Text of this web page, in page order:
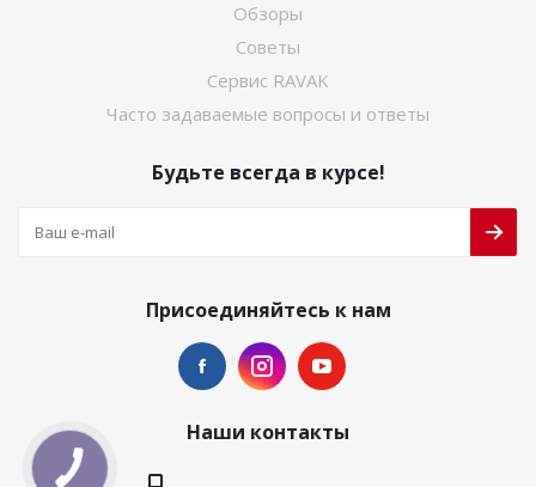
Обзоры
Советы
Сервис RAVAK
Часто задаваемые вопросы и ответы
Будьте всегда в курсе!
Присоединяйтесь к нам
Наши контакты